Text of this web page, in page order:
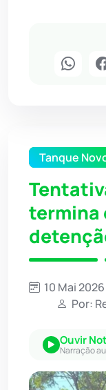
Tanque
termina
10 Mai
Por:
Ouvir
Narração